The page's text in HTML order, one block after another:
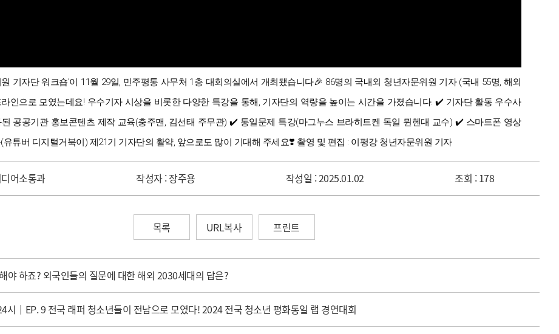
원 기자단 워크숍’이 11월 29일, 민주평통 사무처 1층 대회의실에서 개최됐습니다🎉 86명의 국내외 청년자문위원 기자 (국내 55명, 해외
라인으로 모였는데요! 우수기자 시상을 비롯한 다양한 특강을 통해, 기자단의 역량을 높이는 시간을 가졌습니다. ✔️ 기자단 활동 우수사
공공기관 홍보콘텐츠 제작 교육(충주맨, 김선태 주무관) ✔️ 통일문제 특강(마그누스 브라히트켄 독일 뮌헨대 교수) ✔️ 스마트폰 영상
유튜버 디지털거북이) 제21기 기자단의 활약, 앞으로도 많이 기대해 주세요❣️ 촬영 및 편집 : 이평강 청년자문위원 기자
어소통과 작성자 :장주용 작성일 :2025.01.02 조회 :178
목록 URL복사 프린트
야 하죠? 외국인들의 질문에 대한 해외 2030세대의 답은?
시｜EP. 9 전국 래퍼 청소년들이 전남으로 모였다! 2024 전국 청소년 평화통일 랩 경연대회